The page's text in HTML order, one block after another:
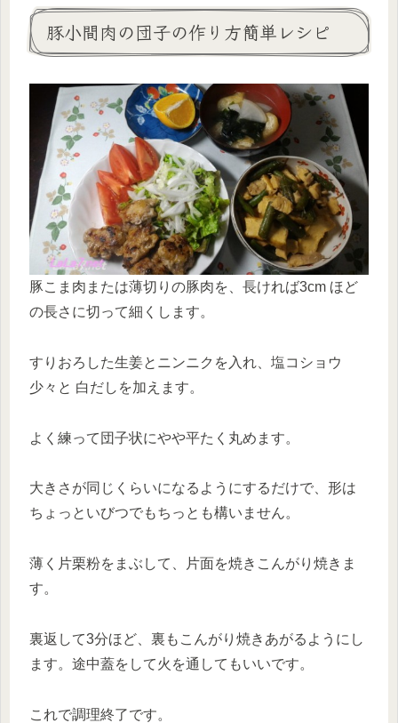
豚小間肉の団子の作り方簡単レシピ
豚こま肉または薄切りの豚肉を、長ければ3cm ほど
の長さに切って細くします。
すりおろした生姜とニンニクを入れ、塩コショウ
少々と 白だしを加えます。
よく練って団子状にやや平たく丸めます。
大きさが同じくらいになるようにするだけで、形は
ちょっといびつでもちっとも構いません。
薄く片栗粉をまぶして、片面を焼きこんがり焼きま
す。
裏返して3分ほど、裏もこんがり焼きあがるようにし
ます。途中蓋をして火を通してもいいです。
これで調理終了です。